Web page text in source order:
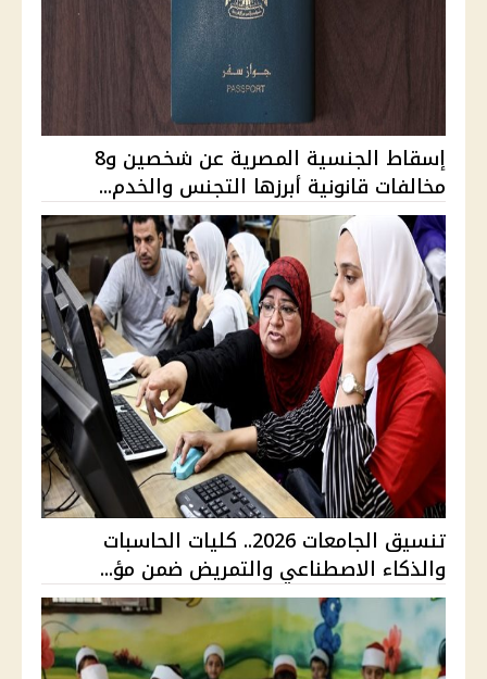
إسقاط الجنسية المصرية عن شخصين و8
مخالفات قانونية أبرزها التجنس والخدم...
تنسيق الجامعات 2026.. كليات الحاسبات
والذكاء الاصطناعي والتمريض ضمن مؤ...